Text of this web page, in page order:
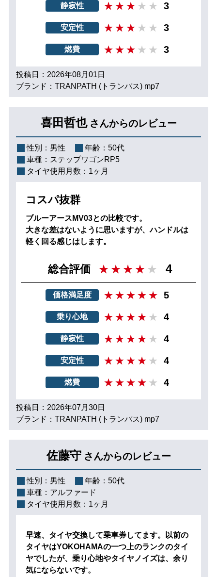
静寂性 3
安定性 3
燃費 3
投稿日：2026年08月01日
ブランド：TRANPATH (トランパス) mp7
喜田哲也 さんからのレビュー
性別： 男性 年齢： 50代
車種： ステップワゴンRP5
タイヤ使用月数： 1ヶ月
コスパ抜群
ブルーアースMV03との比較です。
大きな差はないように思いますが、ハンドルは
軽く回る感じはします。
総合評価 4
価格満足度 5
乗り心地 4
静寂性 4
安定性 4
燃費 4
投稿日：2026年07月30日
ブランド：TRANPATH (トランパス) mp7
佐藤守 さんからのレビュー
性別： 男性 年齢： 50代
車種： アルファード
タイヤ使用月数： 1ヶ月
早速、タイヤ交換して乗車券してます。以前の
タイヤはYOKOHAMAの一つ上のランクのタイ
ヤでしたが、乗り心地やタイヤノイズは、余り
気にならないです。